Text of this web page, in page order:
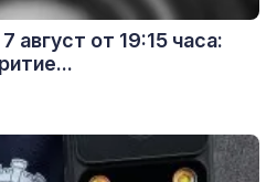
август от 19:15 часа: